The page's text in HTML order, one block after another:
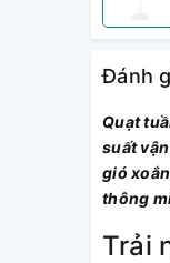
Đánh
Quạt
suất
gió
thông
Trải